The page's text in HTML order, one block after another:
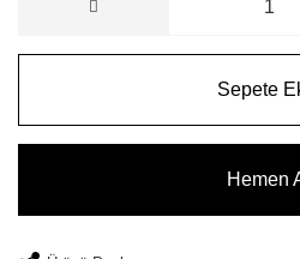
Sepete
Hemen